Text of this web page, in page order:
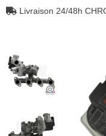
Livraison 24/48h